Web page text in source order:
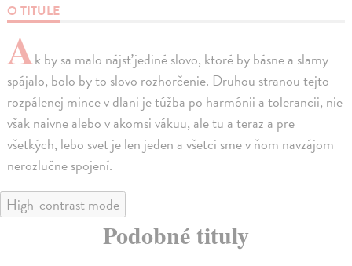
O TITULE
Ak by sa malo nájsť jediné slovo, ktoré by básne a slamy
spájalo, bolo by to slovo rozhorčenie. Druhou stranou tejto
rozpálenej mince v dlani je túžba po harmónii a tolerancii, nie
však naivne alebo v akomsi vákuu, ale tu a teraz a pre
všetkých, lebo svet je len jeden a všetci sme v ňom navzájom
nerozlučne spojení.
High-contrast mode
Podobné tituly